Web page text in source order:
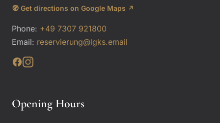
🧭 Get directions on Google Maps ↗
Phone: +49 7307 921800
Email: reservierung@lgks.email
Opening Hours